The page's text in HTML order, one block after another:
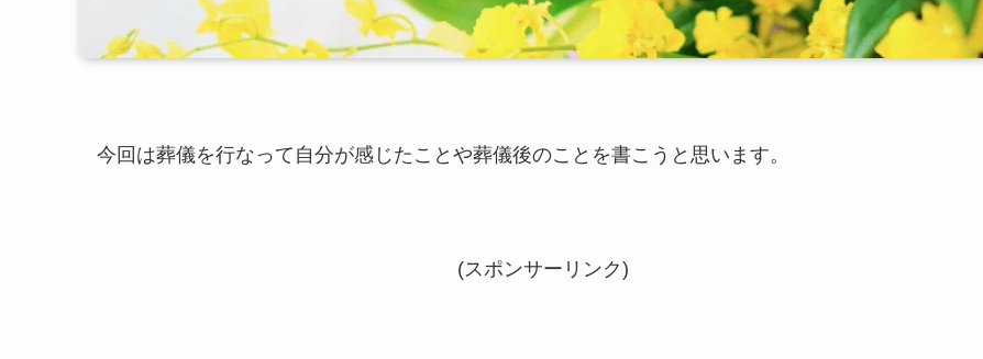
今回は葬儀を行なって自分が感じたことや葬儀後のことを書こうと思います。
(スポンサーリンク)